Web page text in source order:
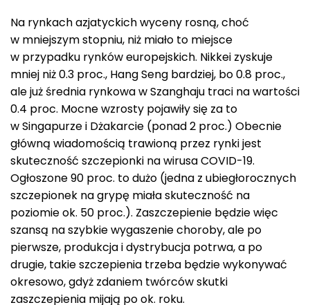
Na rynkach azjatyckich wyceny rosną, choć
w mniejszym stopniu, niż miało to miejsce
w przypadku rynków europejskich. Nikkei zyskuje
mniej niż 0.3 proc., Hang Seng bardziej, bo 0.8 proc.,
ale już średnia rynkowa w Szanghaju traci na wartości
0.4 proc. Mocne wzrosty pojawiły się za to
w Singapurze i Dżakarcie (ponad 2 proc.) Obecnie
główną wiadomością trawioną przez rynki jest
skuteczność szczepionki na wirusa COVID-19.
Ogłoszone 90 proc. to dużo (jedna z ubiegłorocznych
szczepionek na grypę miała skuteczność na
poziomie ok. 50 proc.). Zaszczepienie będzie więc
szansą na szybkie wygaszenie choroby, ale po
pierwsze, produkcja i dystrybucja potrwa, a po
drugie, takie szczepienia trzeba będzie wykonywać
okresowo, gdyż zdaniem twórców skutki
zaszczepienia mijają po ok. roku.